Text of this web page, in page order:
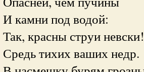
И камни под водой:
Так, красны струи невски!
Средь тихих ваших недр.